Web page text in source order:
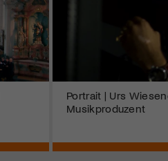
Portrait | Urs
Musikproduzent